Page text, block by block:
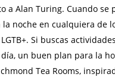
a Alan Turing. Cuando se
noche en cualquiera de
Si buscas
un buen plan para la
Tea Rooms,